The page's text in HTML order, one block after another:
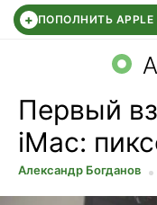
+ ПОПОЛНИТЬ APPLE
СБЕР КИДС
Первый
iMac:
Александр Богданов